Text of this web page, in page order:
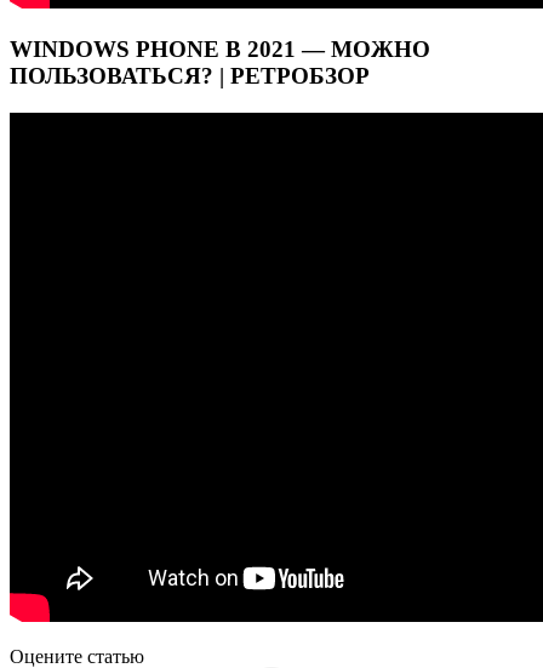
WINDOWS PHONE В 2021 — МОЖНО
ПОЛЬЗОВАТЬСЯ? | РЕТРОБЗОР
Оцените статью